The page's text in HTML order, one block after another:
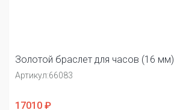
Золотой браслет для часов (16 мм)
Артикул:66083
17010 ₽